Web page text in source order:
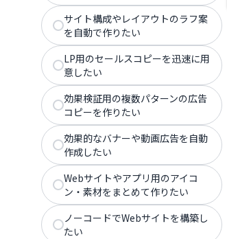
サイト構成やレイアウトのラフ案
を自動で作りたい
LP用のセールスコピーを迅速に用
意したい
効果検証用の複数パターンの広告
コピーを作りたい
効果的なバナーや動画広告を自動
作成したい
Webサイトやアプリ用のアイコ
ン・素材をまとめて作りたい
ノーコードでWebサイトを構築し
たい